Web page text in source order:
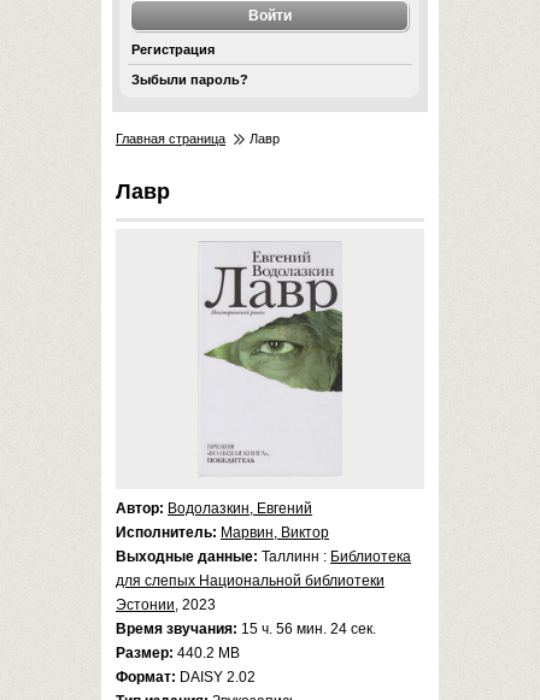
Регистрация
Зыбыли пароль?
Главная страница Лавр
Лавр
Автор: Водолазкин, Евгений
Исполнитель: Марвин, Виктор
Выходные данные: Таллинн : Библиотека
для слепых Национальной библиотеки
Эстонии, 2023
Время звучания: 15 ч. 56 мин. 24 сек.
Размер: 440.2 MB
Формат: DAISY 2.02